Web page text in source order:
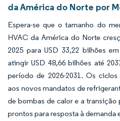
da América do Norte por
Espera-se que o tamanho do
HVAC da América do Norte
2025 para USD 33,22 bilhões
atingir USD 48,66 bilhões até
período de 2026-2031. Os
aos novos mandatos de
de bombas de calor e a transição
prontos para resposta à demanda